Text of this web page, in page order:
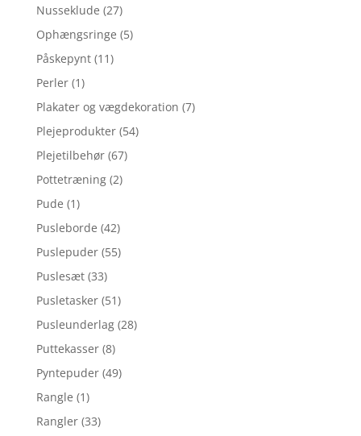
Nusseklude (27)
Ophængsringe (5)
Påskepynt (11)
Perler (1)
Plakater og vægdekoration (7)
Plejeprodukter (54)
Plejetilbehør (67)
Pottetræning (2)
Pude (1)
Pusleborde (42)
Puslepuder (55)
Puslesæt (33)
Pusletasker (51)
Pusleunderlag (28)
Puttekasser (8)
Pyntepuder (49)
Rangle (1)
Rangler (33)